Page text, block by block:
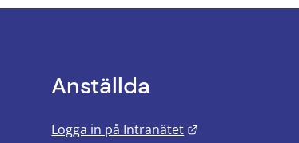
Anställda
Logga in på Intranätet
Länk till annan